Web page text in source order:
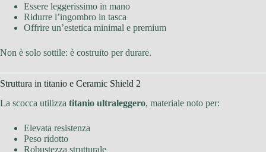
Essere leggerissimo in mano
Ridurre l’ingombro in tasca
Offrire un’estetica minimal e premium
Non è solo sottile: è costruito per durare.
Struttura in titanio e Ceramic Shield 2
La scocca utilizza titanio ultraleggero, materiale noto per:
Elevata resistenza
Peso ridotto
Robustezza strutturale